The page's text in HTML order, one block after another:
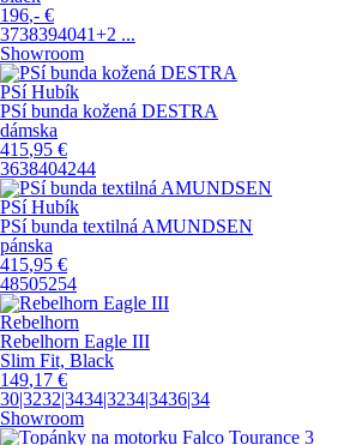
196,- €
3738394041+2 ...
Showroom
PSí Hubík
PSí bunda kožená DESTRA
dámska
415,95 €
3638404244
PSí Hubík
PSí bunda textilná AMUNDSEN
pánska
415,95 €
48505254
Rebelhorn
Rebelhorn Eagle III
Slim Fit, Black
149,17 €
30|3232|3434|3234|3436|34
Showroom